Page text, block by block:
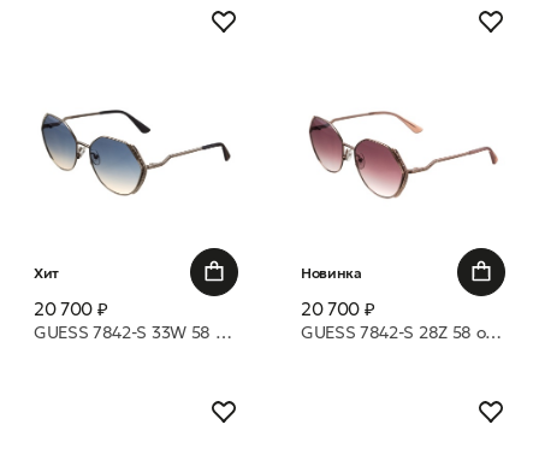
Хит
20 700 ₽
GUESS 7842-S 33W 58 очки с/з
Новинка
20 700 ₽
GUESS 7842-S 28Z 58 очки с/з